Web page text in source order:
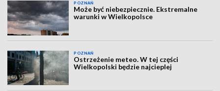
POZNAŃ
Może być niebezpiecznie. Ekstremalne
warunki w Wielkopolsce
POZNAŃ
Ostrzeżenie meteo. W tej części
Wielkopolski będzie najcieplej